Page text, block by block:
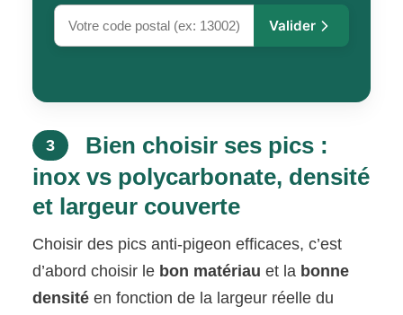
Valider
3
Bien choisir ses pics :
inox vs polycarbonate, densité
et largeur couverte
Choisir des pics anti-pigeon efficaces, c’est
d’abord choisir le bon matériau et la bonne
densitéen fonction de la largeur réelle du